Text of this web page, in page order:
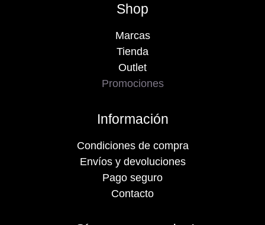
Shop
Marcas
Tienda
Outlet
Promociones
Información
Condiciones de compra
Envíos y devoluciones
Pago seguro
Contacto